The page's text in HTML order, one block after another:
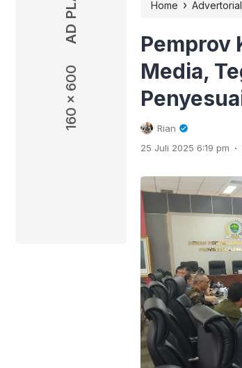
160 x 600
Home › Advertorial
Pemprov
Media,
Rian
25 Juli 2025 6:19 pm .